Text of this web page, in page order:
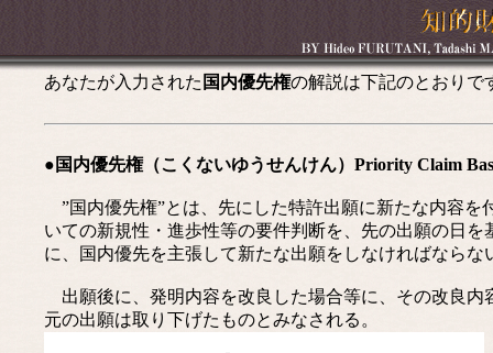
あなたが入力された 国内優先権の解説は下記のとおりで
●国内優先権（こくないゆうせんけん）Priority Claim
”国内優先権”とは、先にした特許出願に新たな内容を
いての新規性・進歩性等の要件判断を、先の出願の日
に、国内優先を主張して新たな出願をしなければなら
出願後に、発明内容を改良した場合等に、その改良内
元の出願は取り下げたものとみなされる。